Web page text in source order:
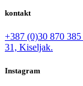
kontakt
+387 (0)30 870 385
31, Kiseljak.
Instagram